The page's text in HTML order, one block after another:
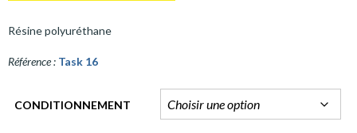
Résine polyuréthane
Référence : Task 16
CONDITIONNEMENT